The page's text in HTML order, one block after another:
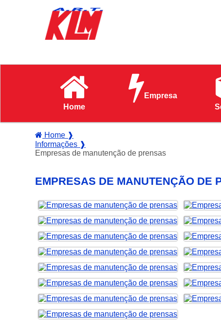
Home
Empresa
Home ❱
Informações ❱
Empresas de manutenção de prensas
EMPRESAS DE MANUTENÇÃO DE